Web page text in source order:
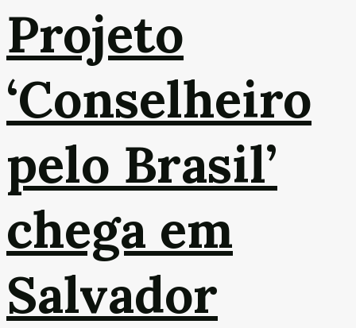
Projeto
‘Conselheiro
pelo Brasil’
chega em
Salvador